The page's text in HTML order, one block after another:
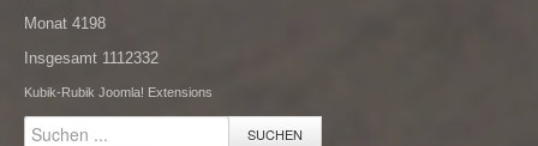
Monat 4198
Insgesamt 1112332
Kubik-Rubik Joomla! Extensions
SUCHEN